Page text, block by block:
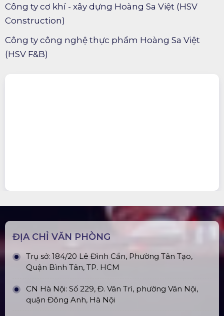
Công ty cơ khí - xây dựng Hoàng Sa Việt (HSV
Construction)
Công ty công nghệ thực phẩm Hoàng Sa Việt
(HSV F&B)
ĐỊA CHỈ VĂN PHÒNG
Trụ sở: 184/20 Lê Đình Cẩn, Phường Tân Tạo,
Quận Bình Tân, TP. HCM
CN Hà Nội: Số 229, Đ. Vân Trì, phường Vân Nội,
quận Đông Anh, Hà Nội